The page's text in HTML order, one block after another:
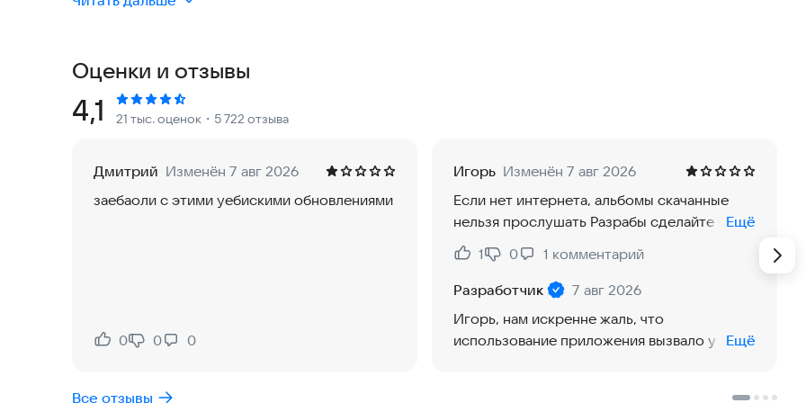
• Не только музыка: подкасты, аудиокниги и радио.
• Новые книги для бесплатного прослушивания каждый месяц.
• Плейлисты по настроению, исполнителям, жанрам и песням.
VK Микс — обновлённая система рекомендаций. Это бесконечный плейлист треков в вашем вкусе,
который генерируют алгоритмы. Выбирайте настроение, узнаваемость и язык, применяйте настройки
• «Сниппеты» — лёгкий способ найти музыку. Зажмите трек, чтобы послушать яркий фрагмент и
оценить, нравится вам песня или нет.
Оценки и отзывы
Рейтинг:
4,1 21 тыс. оценок ・5 722 отзыва
Дмитрий Изменён 7 авг 2026
заебаоли с этими уебискими обновлениями
Нравится:
0
Не нравится:
0 0
Игорь Изменён 7 авг 2026
Если нет интернета, альбомы скачанные
нельзя прослушать Разрабы сделайте что
то?
Ещё
Нравится:
1
Не нравится:
0 1 комментарий
Разработчик
7 авг 2026
Игорь, нам искренне жаль, что
использование приложения вызвало у васЕщё
Все отзывы